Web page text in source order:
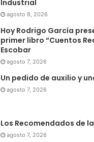
Industrial
agosto 8, 2026
Hoy Rodrigo García
primer libro “Cuentos
Escobar
agosto 7, 2026
Un pedido de auxilio y
agosto 7, 2026
Los Recomendados de
agosto 7, 2026